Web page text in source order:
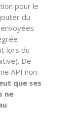
pour le
du
lors du
De
API non-
que ses
ne